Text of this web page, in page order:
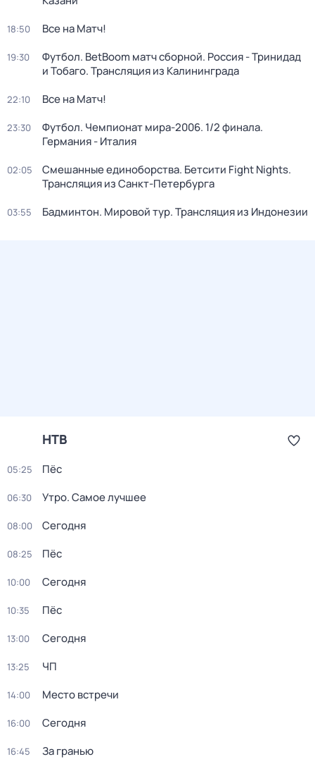
18:50 Все на Матч!
19:30
Футбол. BetBoom матч сборной. Россия - Тринидад
и Тобаго. Трансляция из Калининграда
22:10 Все на Матч!
23:30
Футбол. Чемпионат мира-2006. 1/2 финала.
Германия - Италия
02:05
Смешанные единоборства. Бетсити Fight Nights.
Трансляция из Санкт-Петербурга
03:55 Бадминтон. Мировой тур. Трансляция из Индонезии
НТВ
05:25 Пёс
06:30 Утро. Самое лучшее
08:00 Сегодня
08:25 Пёс
10:00 Сегодня
10:35 Пёс
13:00 Сегодня
13:25 ЧП
14:00 Место встречи
16:00 Сегодня
16:45 За гранью